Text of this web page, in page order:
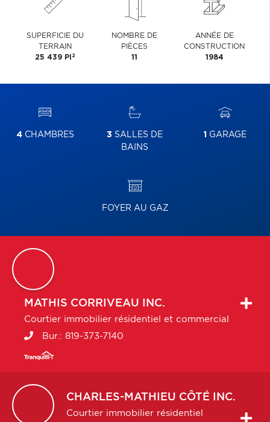
SUPERFICIE DU
TERRAIN
25 439 PI 2
NOMBRE DE
PIÈCES
11
ANNÉE DE
CONSTRUCTION
1984
4CHAMBRES 3 SALLES DE
BAINS
1 GARAGE
FOYER AU GAZ
MATHIS CORRIVEAU INC.
Courtier immobilier résidentiel et commercial
Bur.: 819-373-7140
CHARLES-MATHIEU CÔTÉ INC.
Courtier immobilier résidentiel